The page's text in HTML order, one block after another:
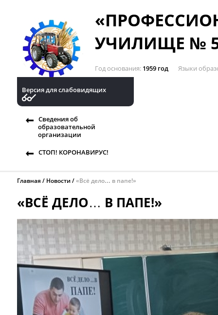
УЧИЛИЩЕ №
Год основания 1959 год Языки
Версия для слабовидящих
Сведения об
образовательной
организации
СТОП! КОРОНАВИРУС!
Главная Новости «Всё дело… в папе!»
«ВСЁ ДЕЛО… В ПАПЕ!»